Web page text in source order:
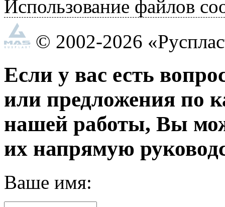
Использование файлов
© 2002-2026
Если у вас есть
или предложения по
нашей работы, Вы
их напрямую
Ваше имя: